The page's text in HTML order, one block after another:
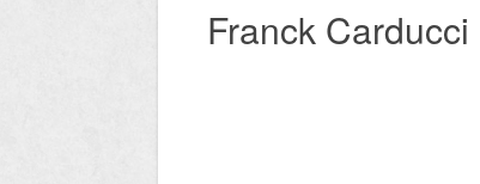
Franck Carducci